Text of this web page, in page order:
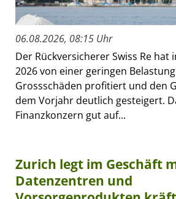
06.08.2026, 08:15 Uhr
Der Rückversicherer Swiss Re
2026 von einer geringen
Grossschäden profitiert und den
dem Vorjahr deutlich gesteigert.
Finanzkonzern gut auf...
Zurich legt im Geschäft
Datenzentren und